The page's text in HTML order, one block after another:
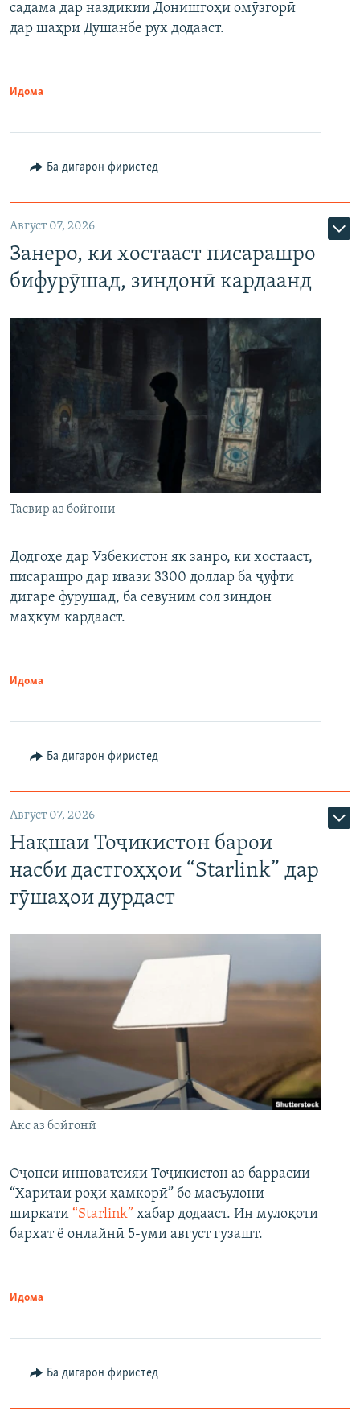
садама дар наздикии Донишгоҳи омӯзгорӣ
дар шаҳри Душанбе рух додааст.
Идома
Ба дигарон фиристед
Август 07, 2026
Занеро, ки хостааст писарашро
бифурӯшад, зиндонӣ кардаанд
Тасвир аз бойгонӣ
Додгоҳе дар Узбекистон як занро, ки хостааст,
писарашро дар ивази 3300 доллар ба ҷуфти
дигаре фурӯшад, ба севуним сол зиндон
маҳкум кардааст.
Идома
Ба дигарон фиристед
Август 07, 2026
Нақшаи Тоҷикистон барои
насби дастгоҳҳои “Starlink” дар
гӯшаҳои дурдаст
Акс аз бойгонӣ
Оҷонси инноватсияи Тоҷикистон аз баррасии
“Харитаи роҳи ҳамкорӣ” бо масъулони
ширкати “Starlink” хабар додааст. Ин мулоқоти
бархат ё онлайнӣ 5-уми август гузашт.
Идома
Ба дигарон фиристед